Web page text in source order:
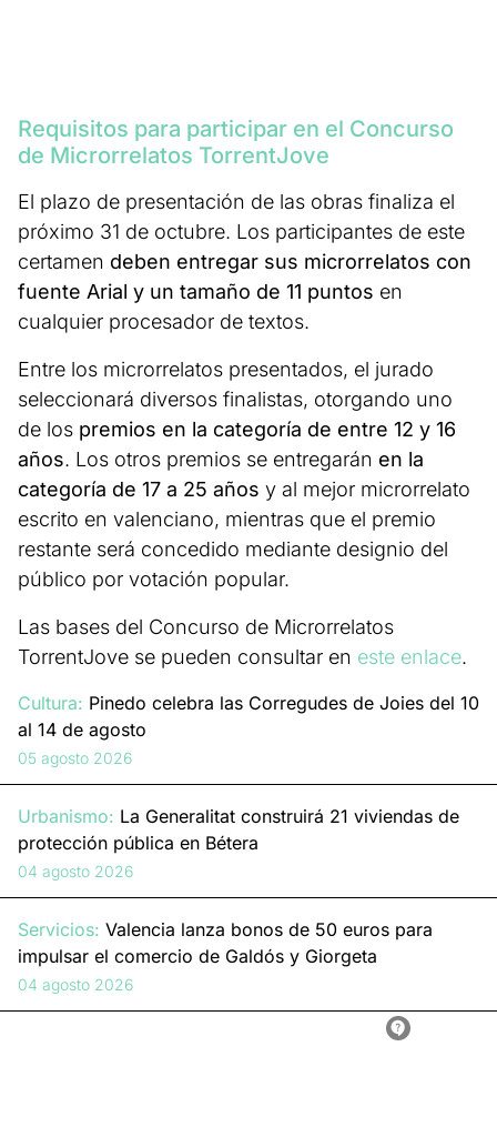
Requisitos para participar en el Concurso
de Microrrelatos TorrentJove
El plazo de presentación de las obras finaliza el
próximo 31 de octubre. Los participantes de este
certamen deben entregar sus microrrelatos con
fuente Arial y un tamaño de 11 puntos en
cualquier procesador de textos.
Entre los microrrelatos presentados, el jurado
seleccionará diversos finalistas, otorgando uno
de los premios en la categoría de entre 12 y 16
años. Los otros premios se entregarán en la
categoría de 17 a 25 años y al mejor microrrelato
escrito en valenciano, mientras que el premio
restante será concedido mediante designio del
público por votación popular.
Las bases del Concurso de Microrrelatos
TorrentJove se pueden consultar en este enlace.
Cultura: Pinedo celebra las Corregudes de Joies del 10
al 14 de agosto
05 agosto 2026
Urbanismo: La Generalitat construirá 21 viviendas de
protección pública en Bétera
04 agosto 2026
Servicios: Valencia lanza bonos de 50 euros para
impulsar el comercio de Galdós y Giorgeta
04 agosto 2026